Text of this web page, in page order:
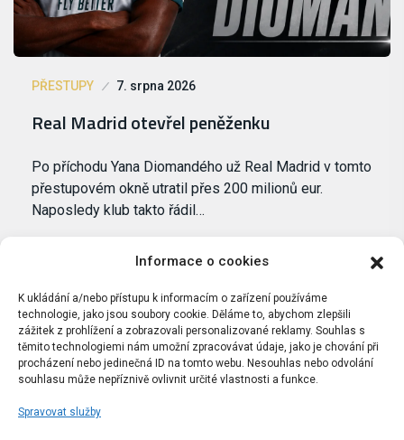
Informace o cookies
K ukládání a/nebo přístupu k informacím o zařízení používáme
technologie, jako jsou soubory cookie. Děláme to, abychom zlepšili
zážitek z prohlížení a zobrazovali personalizované reklamy. Souhlas s
těmito technologiemi nám umožní zpracovávat údaje, jako je chování při
procházení nebo jedinečná ID na tomto webu. Nesouhlas nebo odvolání
souhlasu může nepříznivě ovlivnit určité vlastnosti a funkce.
Spravovat služby
PŘESTUPY 7. srpna 2026
Real Madrid otevřel peněženku
Po příchodu Yana Diomandého už Real Madrid v tomto
přestupovém okně utratil přes 200 milionů eur.
Naposledy klub takto řádil…